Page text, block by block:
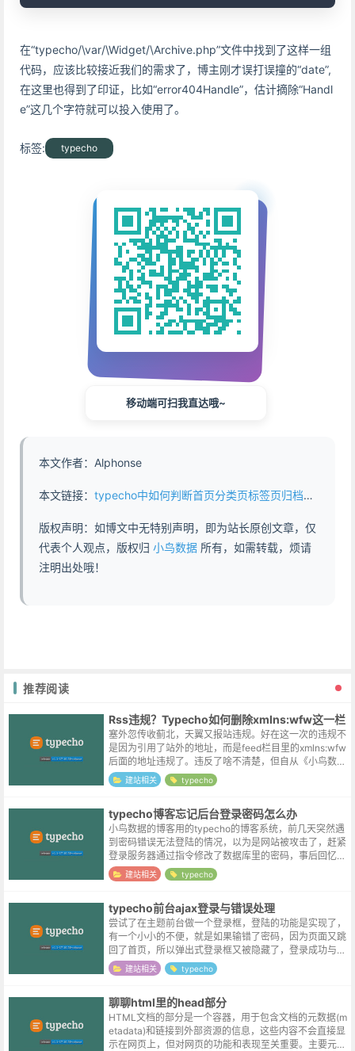
在“typecho/\var/\Widget/\Archive.php”文件中找到了这样一组
代码，应该比较接近我们的需求了，博主刚才误打误撞的“date”,
在这里也得到了印证，比如“error404Handle”，估计摘除“Handl
e”这几个字符就可以投入使用了。
标签: typecho
移动端可扫我直达哦~
本文作者：Alphonse
本文链接： typecho中如何判断首页分类页标签页归档页搜索页等 - https://www.abddb.com/699.html
版权声明：如博文中无特别声明，即为站长原创文章，仅
代表个人观点，版权归 小鸟数据 所有，如需转载，烦请
注明出处哦！
推荐阅读
Rss违规？Typecho如何删除xmlns:wfw这一栏
塞外忽传收蓟北，天翼又报站违规。好在这一次的违规不
是因为引用了站外的地址，而是feed栏目里的xmlns:wfw
后面的地址违规了。违反了啥不清楚，但自从《小鸟数
据》网站搬至阿里云之后，日均流量本身已经是个位数，
删除这一行不说无关痛痒吧...
建站相关 typecho
typecho博客忘记后台登录密码怎么办
小鸟数据的博客用的typecho的博客系统，前几天突然遇
到密码错误无法登陆的情况，以为是网站被攻击了，赶紧
登录服务器通过指令修改了数据库里的密码，事后回忆似
乎是自己在公司修改过密码，但忘记在家里更新浏览器自
动保存的密码所导致的 T_T...
建站相关 typecho
typecho前台ajax登录与错误处理
尝试了在主题前台做一个登录框，登陆的功能是实现了，
有一个小小的不便，就是如果输错了密码，因为页面又跳
回了首页，所以弹出式登录框又被隐藏了，登录成功与否
不够明显，二次登录的场合操作也较繁琐，所以想实现前
台以ajax的方式登录。实现aja...
建站相关 typecho
聊聊html里的head部分
HTML文档的部分是一个容器，用于包含文档的元数据(m
etadata)和链接到外部资源的信息，这些内容不会直接显
示在网页上，但对网页的功能和表现至关重要。主要元素